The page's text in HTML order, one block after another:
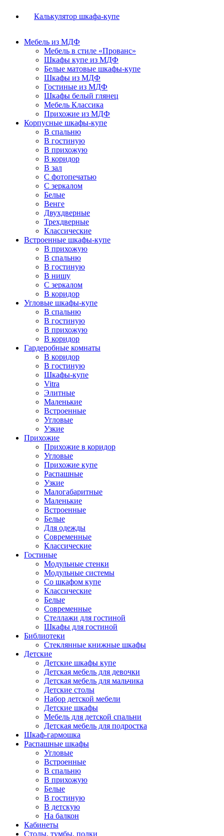
Калькулятор шкафа-купе
Мебель из МДФ
Мебель в стиле «Прованс»
Шкафы купе из МДФ
Белые матовые шкафы-купе
Шкафы из МДФ
Гостиные из МДФ
Шкафы белый глянец
Мебель Классика
Прихожие из МДФ
Корпусные шкафы-купе
В спальню
В гостиную
В прихожую
В коридор
В зал
С фотопечатью
С зеркалом
Белые
Венге
Двухдверные
Трехдверные
Классические
Встроенные шкафы-купе
В прихожую
В спальню
В гостиную
В нишу
С зеркалом
В коридор
Угловые шкафы-купе
В спальню
В гостиную
В прихожую
В коридор
Гардеробные комнаты
В коридор
В гостиную
Шкафы-купе
Vitra
Элитные
Маленькие
Встроенные
Угловые
Узкие
Прихожие
Прихожие в коридор
Угловые
Прихожие купе
Распашные
Узкие
Малогабаритные
Маленькие
Встроенные
Белые
Для одежды
Современные
Классические
Гостиные
Модульные стенки
Модульные системы
Со шкафом купе
Классические
Белые
Современные
Стеллажи для гостиной
Шкафы для гостиной
Библиотеки
Стеклянные книжные шкафы
Детские
Детские шкафы купе
Детская мебель для девочки
Детская мебель для мальчика
Детские столы
Набор детской мебели
Детские шкафы
Мебель для детской спальни
Детская мебель для подростка
Шкаф-гармошка
Распашные шкафы
Угловые
Встроенные
В спальню
В прихожую
Белые
В гостиную
В детскую
На балкон
Кабинеты
Столы, тумбы, полки